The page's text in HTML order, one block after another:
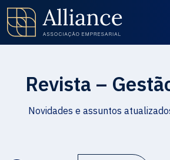
Revista –
Novidades e assuntos